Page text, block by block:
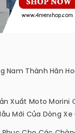
Nam Thành Hân
Xuất Moto Morini
Mới Của Dòng